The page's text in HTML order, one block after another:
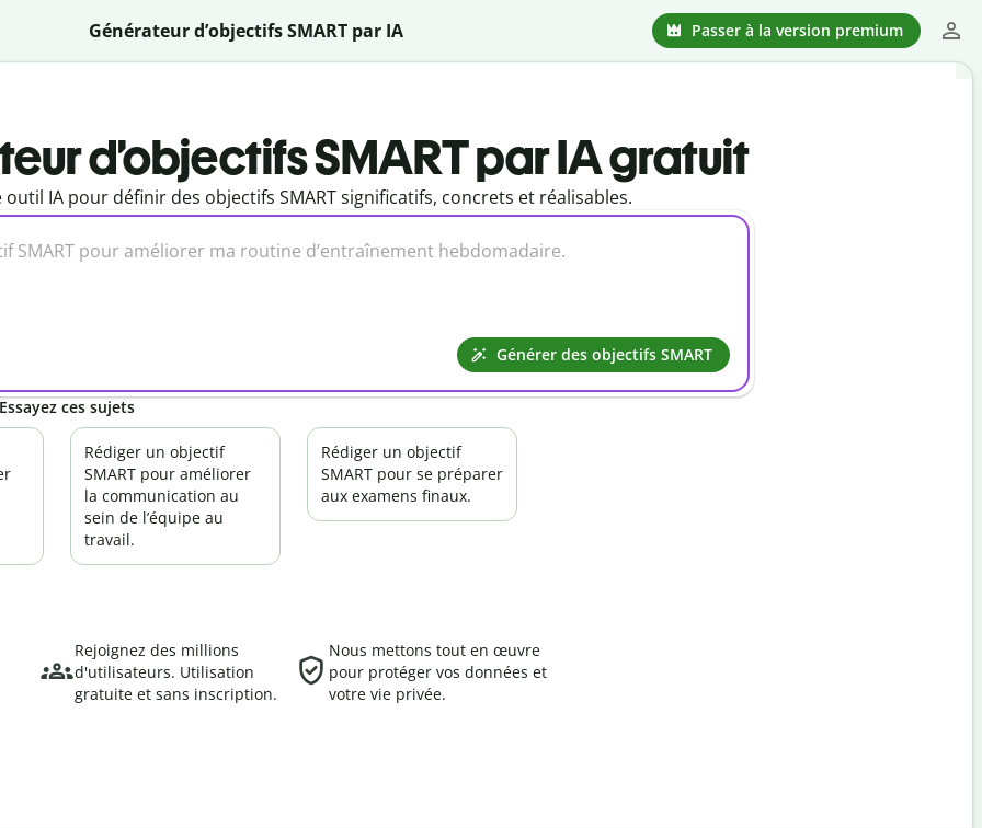
Générateur d’objectifs SMART par IA Passer à la version premium
d’objectifs SMART par IA gratuit
IA pour définir des objectifs SMART significatifs, concrets et réalisables.
Générer des objectifs SMART
ces sujets
Rédiger un objectif
SMART pour améliorer
la communication au
sein de l’équipe au
travail.
Rédiger un objectif
SMART pour se préparer
aux examens finaux.
Rejoignez des millions
d'utilisateurs. Utilisation
gratuite et sans inscription.
Nous mettons tout en œuvre
pour protéger vos données et
votre vie privée.